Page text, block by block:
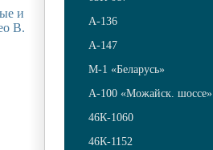
и
В.
А-136
А-147
М-1 «Беларусь»
А-100 «Можайск. шоссе»
46К-1060
46К-1152